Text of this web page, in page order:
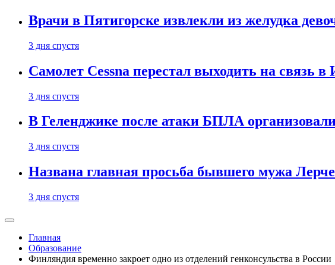
Врачи в Пятигорске извлекли из желудка
3 дня спустя
Самолет Cessna перестал выходить на связь в
3 дня спустя
В Геленджике после атаки БПЛА
3 дня спустя
Названа главная просьба бывшего мужа
3 дня спустя
Главная
Образование
Финляндия временно закроет одно из отделений генконсульства в России